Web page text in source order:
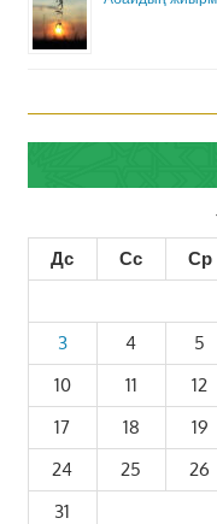
Дс
Сс Ср
3
4 5
10
11 12
17
18 19
24
25 26
31